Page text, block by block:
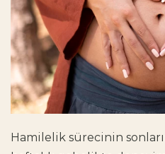
Hamilelik sürecinin